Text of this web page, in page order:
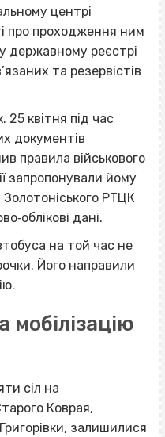
центрі
про проходження ним
державному реєстрі
та резервістів
25 квітня під час
документів
правила військового
запропонували йому
Золотоніського РТЦК
дані.
на той час не
Його направили
мобілізацію
сіл на
Коврая,
залишилися